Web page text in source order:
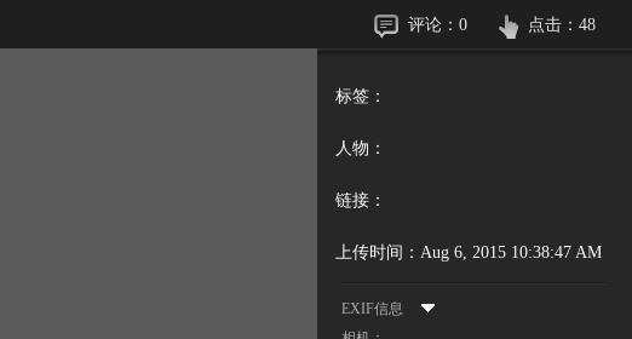
点击： 48
评论： 0
标签：
人物：
链接：
上传时间： Aug 6, 2015 10:38:47 AM
EXIF信息